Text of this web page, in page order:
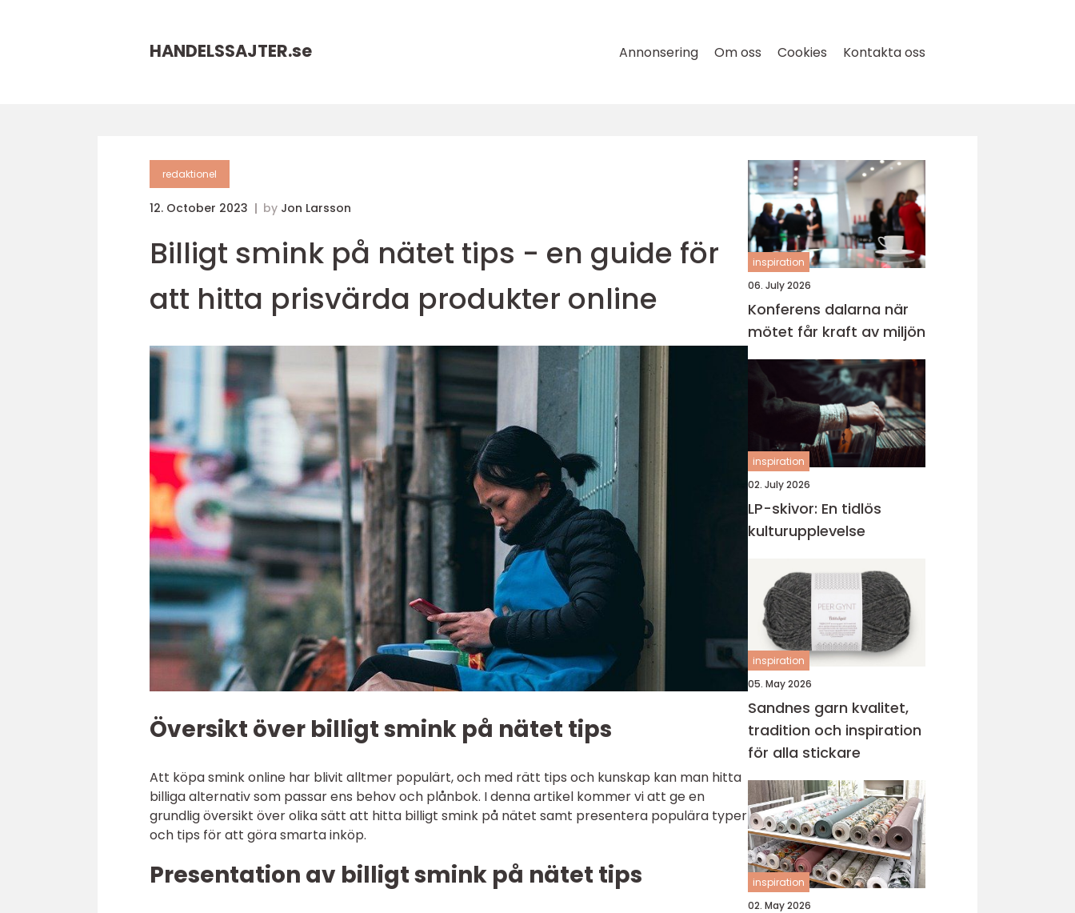
HANDELSSAJTER.se Annonsering Om oss Cookies Kontakta oss
redaktionel
12. October 2023 by Jon Larsson
Billigt smink på nätet tips - en guide för
att hitta prisvärda produkter online
Översikt över billigt smink på nätet tips
Att köpa smink online har blivit alltmer populärt, och med rätt tips och kunskap kan man hitta
billiga alternativ som passar ens behov och plånbok. I denna artikel kommer vi att ge en
grundlig översikt över olika sätt att hitta billigt smink på nätet samt presentera populära typer
och tips för att göra smarta inköp.
Presentation av billigt smink på nätet tips
inspiration
06. July 2026
Konferens dalarna när
mötet får kraft av miljön
inspiration
02. July 2026
LP-skivor: En tidlös
kulturupplevelse
inspiration
05. May 2026
Sandnes garn kvalitet,
tradition och inspiration
för alla stickare
inspiration
02. May 2026